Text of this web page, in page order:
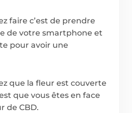
faire c’est de prendre
de votre smartphone et
pour avoir une
que la fleur est couverte
que vous êtes en face
de CBD.